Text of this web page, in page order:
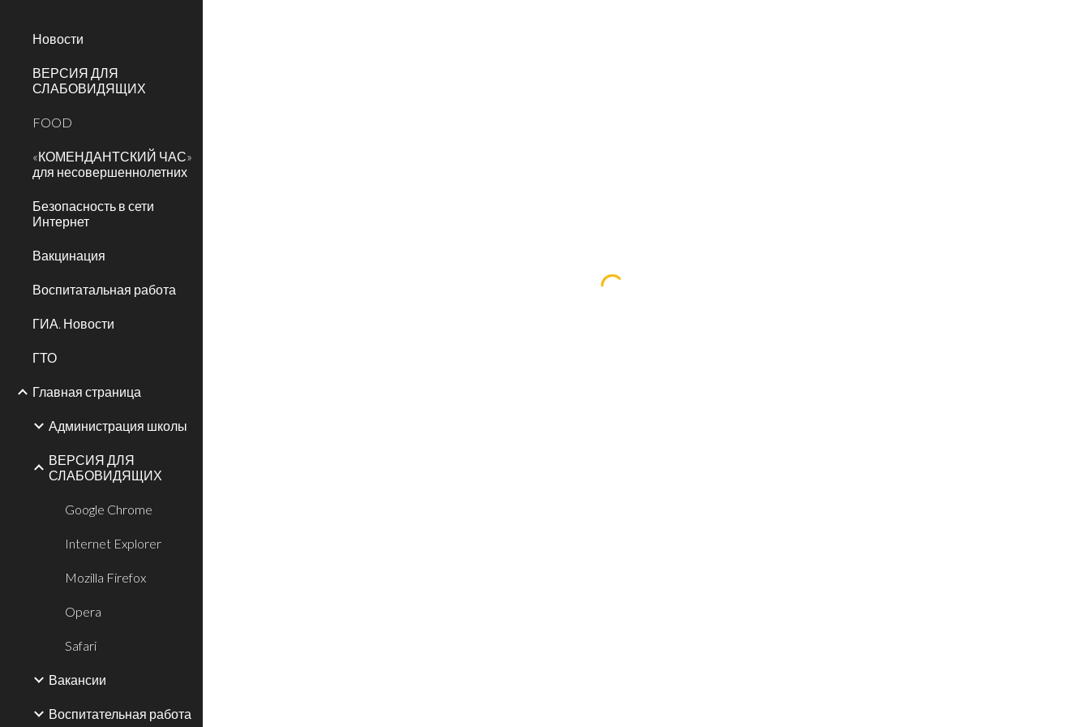
Новости
ВЕРСИЯ ДЛЯ
СЛАБОВИДЯЩИХ
FOOD
«КОМЕНДАНТСКИЙ ЧАС»
для несовершеннолетних
Безопасность в сети
Интернет
Вакцинация
Воспитатальная работа
ГИА. Новости
ГТО
Главная страница
Администрация школы
ВЕРСИЯ ДЛЯ
СЛАБОВИДЯЩИХ
Google Chrome
Internet Explorer
Mozilla Firefox
Opera
Safari
Вакансии
Воспитательная работа